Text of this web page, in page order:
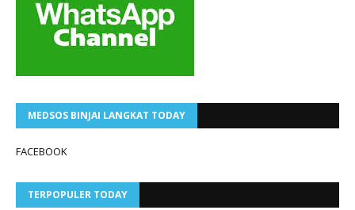
MEDSOS BINJAI LANGKAT TODAY
FACEBOOK
TERPOPULER TODAY